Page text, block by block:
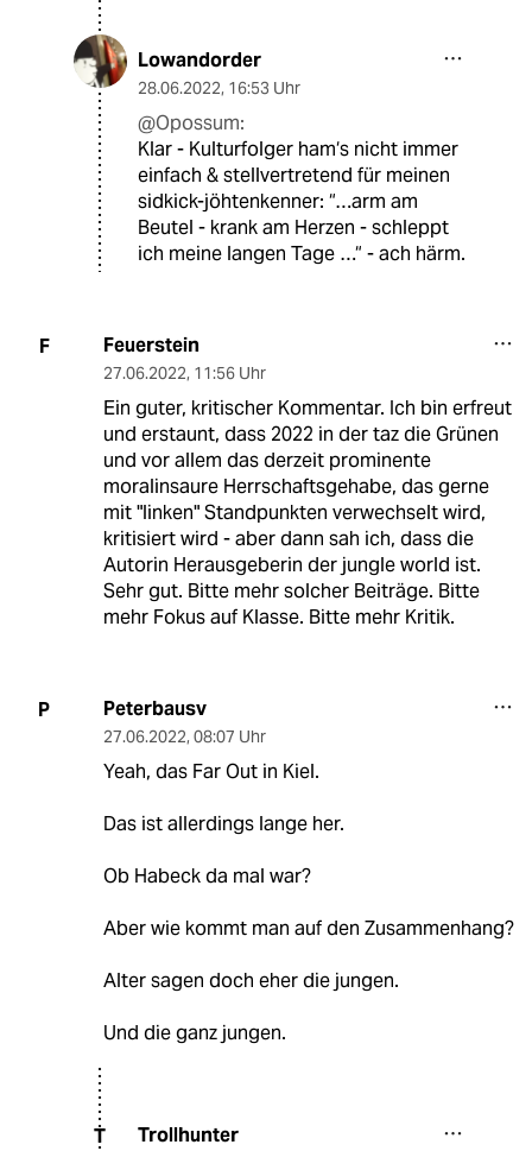
Lowandorder
28.06.2022, 16:53 Uhr
@Opossum:
Klar - Kulturfolger ham‘s nicht immer
einfach & stellvertretend für meinen
sidkick-jöhtenkenner: “…arm am
Beutel - krank am Herzen - schleppt
ich meine langen Tage …“ - ach härm.
F Feuerstein
27.06.2022, 11:56 Uhr
Ein guter, kritischer Kommentar. Ich bin erfreut
und erstaunt, dass 2022 in der taz die Grünen
und vor allem das derzeit prominente
moralinsaure Herrschaftsgehabe, das gerne
mit "linken" Standpunkten verwechselt wird,
kritisiert wird - aber dann sah ich, dass die
Autorin Herausgeberin der jungle world ist.
Sehr gut. Bitte mehr solcher Beiträge. Bitte
mehr Fokus auf Klasse. Bitte mehr Kritik.
P Peterbausv
27.06.2022, 08:07 Uhr
Yeah, das Far Out in Kiel.
Das ist allerdings lange her.
Ob Habeck da mal war?
Aber wie kommt man auf den Zusammenhang?
Alter sagen doch eher die jungen.
Und die ganz jungen.
T Trollhunter